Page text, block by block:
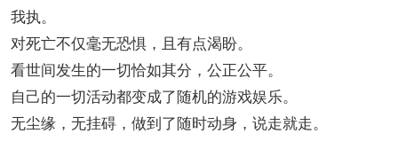
我执。
对死亡不仅毫无恐惧，且有点渴盼。
看世间发生的一切恰如其分，公正公平。
自己的一切活动都变成了随机的游戏娱乐。
无尘缘，无挂碍，做到了随时动身，说走就走。